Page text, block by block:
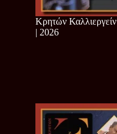
Κρητών Καλλιεργείν
| 2026